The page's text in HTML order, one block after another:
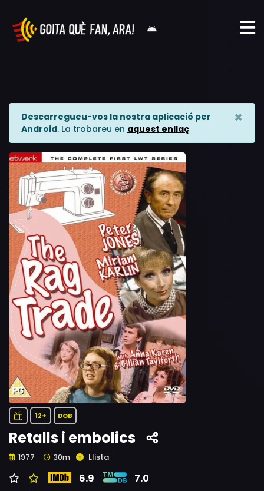
Descarregueu-vos la nostra aplicació per
Android. La trobareu en aquest enllaç
×
12+ DOB
Retalls i embolics
1977 30m Llista
6.9 7.0